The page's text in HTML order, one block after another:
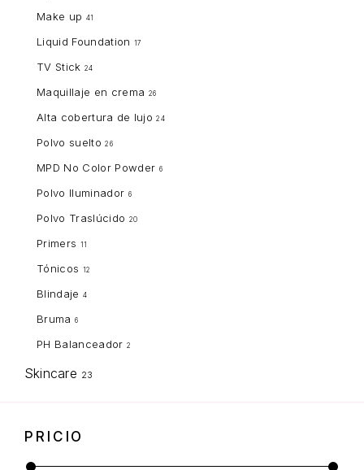
Make up 41
Liquid Foundation 17
TV Stick 24
Maquillaje en crema 26
Alta cobertura de lujo 24
Polvo suelto 26
MPD No Color Powder 6
Polvo Iluminador 6
Polvo Traslúcido 20
Primers 11
Tónicos 12
Blindaje 4
Bruma 6
PH Balanceador 2
Skincare 23
PRICIO